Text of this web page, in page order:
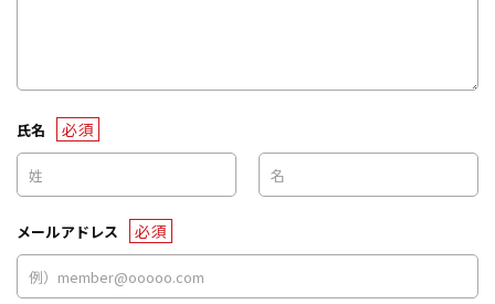
氏名 必須
メールアドレス 必須